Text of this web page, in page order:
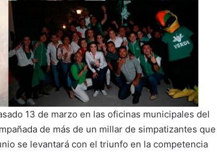
13 de marzo en las oficinas municipales del
de más de un millar de simpatizantes que
se levantará con el triunfo en la competencia